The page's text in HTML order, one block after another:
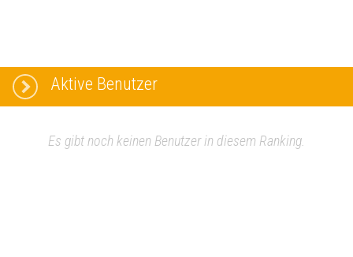
Aktive Benutzer
Es gibt noch keinen Benutzer in diesem Ranking.